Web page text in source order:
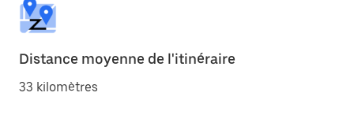
Distance moyenne de l'itinéraire
33 kilomètres